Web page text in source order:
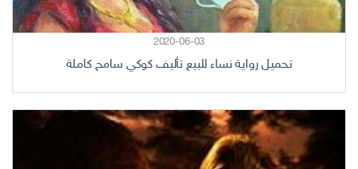
2020-06-03
تحميل رواية نساء للبيع تأليف كوكي سامح كاملة